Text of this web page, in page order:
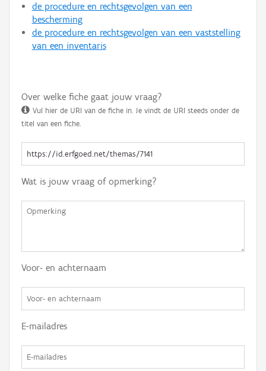
de procedure en rechtsgevolgen van een
bescherming
de procedure en rechtsgevolgen van een vaststelling
van een inventaris
Over welke fiche gaat jouw vraag?
Vul hier de URI van de fiche in. Je vindt de URI steeds onder de
titel van een fiche.
Wat is jouw vraag of opmerking?
Voor- en achternaam
E-mailadres